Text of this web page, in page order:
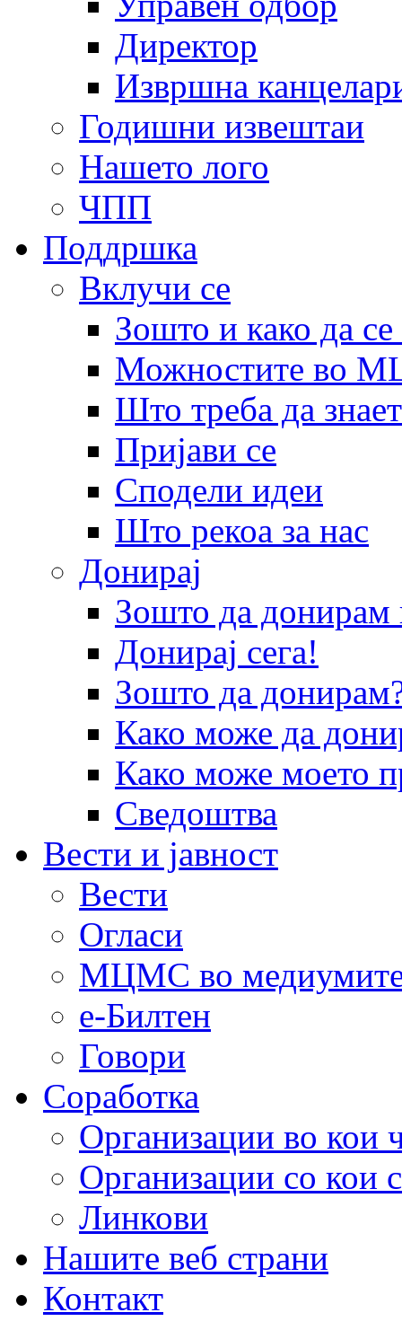
Директор
Извршна
Годишни извештаи
Нашето лого
ЧПП
Поддршка
Вклучи се
Зошто и како да
Можностите во
Што треба да
Пријави се
Сподели идеи
Што рекоа за нас
Донирај
Зошто да
Донирај сега!
Зошто да
Како може да
Како може моето
Сведоштва
Вести и јавност
Вести
Огласи
МЦМС во
е-Билтен
Говори
Соработка
Организации во кои
Организации со кои
Линкови
Нашите веб страни
Контакт